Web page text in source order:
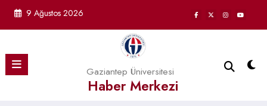
9 Ağustos 2026
Gaziantep Üniversitesi
Haber Merkezi